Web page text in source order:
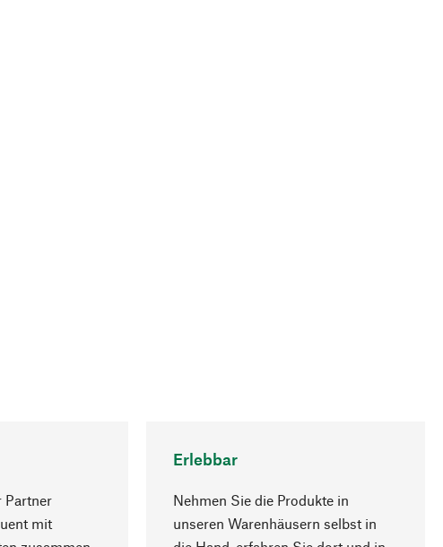
Partner
mit
Erlebbar
Nehmen Sie die Produkte in
unseren Warenhäusern selbst in